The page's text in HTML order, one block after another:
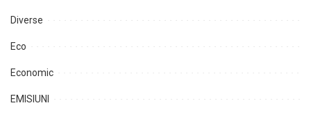
Diverse
Eco
Economic
EMISIUNI